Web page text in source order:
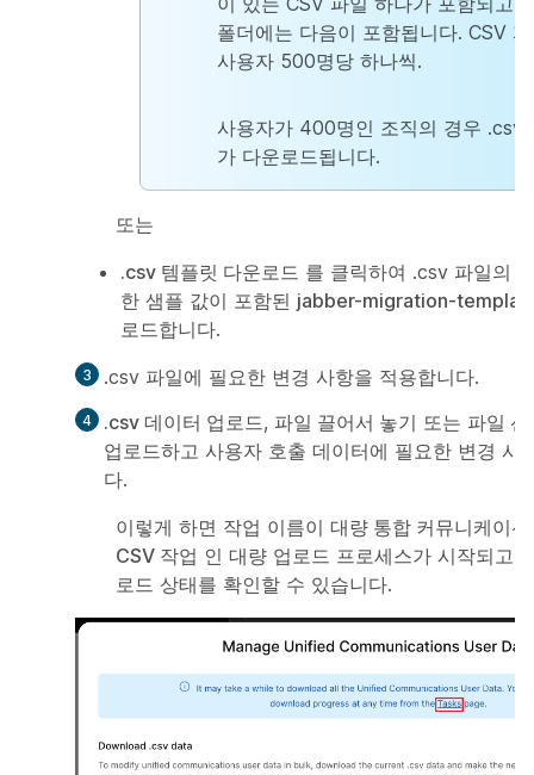
폴더에는 다음이 포함됩니다. CSV
사용자 500명당 하나씩.
사용자가 400명인 조직의 경우 .csv
가 다운로드됩니다.
또는
.csv 템플릿 다운로드 를 클릭하여 .csv 파일의
한 샘플 값이 포함된 jabber-migration-
로드합니다.
.csv 파일에 필요한 변경 사항을 적용합니다.
.csv 데이터 업로드, 파일 끌어서 놓기 또는 파일 선
업로드하고 사용자 호출 데이터에 필요한 변경 사
다.
이렇게 하면 작업 이름이 대량 통합 커뮤니케이
CSV 작업 인 대량 업로드 프로세스가 시작되고
로드 상태를 확인할 수 있습니다.